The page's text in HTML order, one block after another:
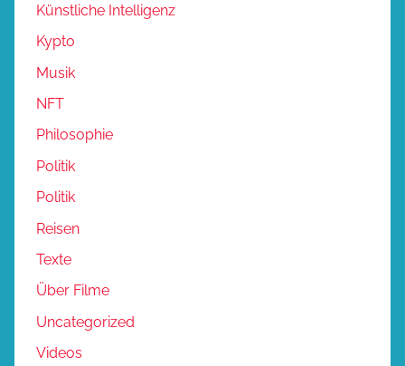
Künstliche Intelligenz
Kypto
Musik
NFT
Philosophie
Politik
Politik
Reisen
Texte
Über Filme
Uncategorized
Videos